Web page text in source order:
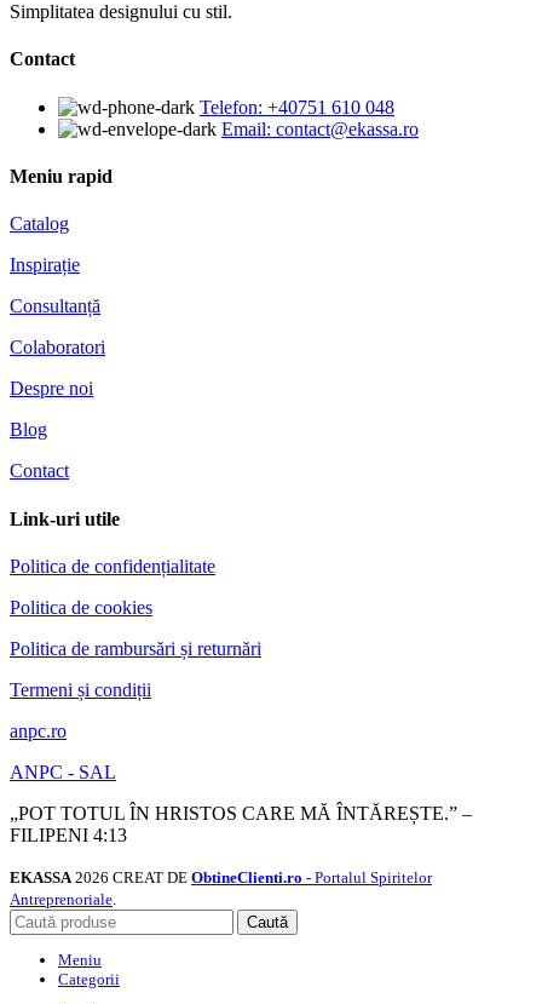
Simplitatea designului cu stil.
Contact
Telefon: +40751 610 048
Email: contact@ekassa.ro
Meniu rapid
Catalog
Inspirație
Consultanță
Colaboratori
Despre noi
Blog
Contact
Link-uri utile
Politica de confidențialitate
Politica de cookies
Politica de rambursări și returnări
Termeni și condiții
anpc.ro
ANPC - SAL
„POT TOTUL ÎN HRISTOS CARE MĂ ÎNTĂREȘTE.” –
FILIPENI 4:13
EKASSA 2026 CREAT DE ObtineClienti.ro - Portalul Spiritelor
Antreprenoriale
Caută
Meniu
Categorii